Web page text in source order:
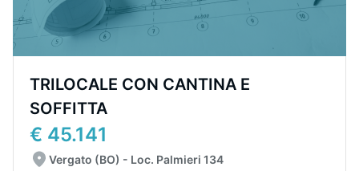
TRILOCALE CON CANTINA E
SOFFITTA
€ 45.141
Vergato (BO) - Loc. Palmieri 134